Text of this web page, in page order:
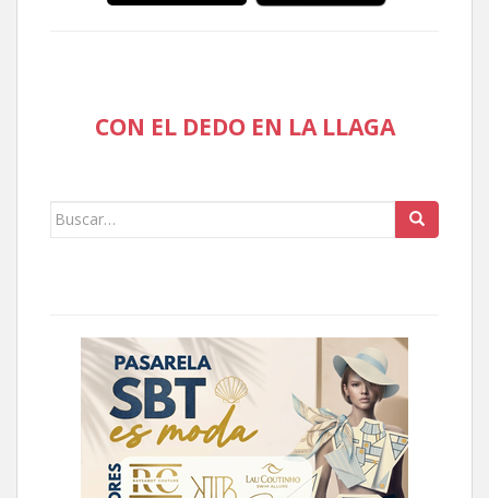
CON EL DEDO EN LA LLAGA
Buscar: